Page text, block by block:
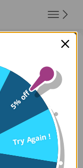
5% off
Try Again !